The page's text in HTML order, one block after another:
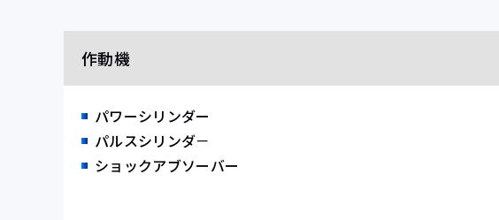
作動機
パワーシリンダー
パルスシリンダ－
ショックアブソーバー